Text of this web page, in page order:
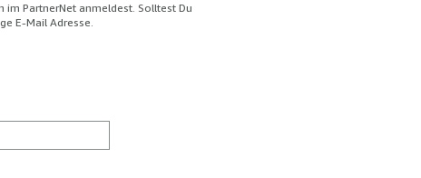
im PartnerNet anmeldest. Solltest Du
E-Mail Adresse.